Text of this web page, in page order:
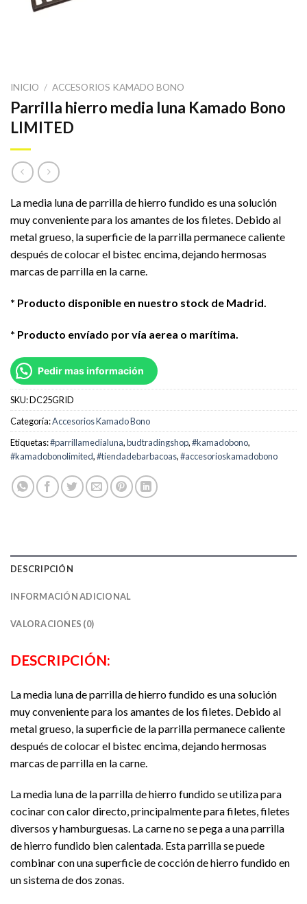
INICIO / ACCESORIOS KAMADO BONO
Parrilla hierro media luna Kamado Bono
LIMITED
La media luna de parrilla de hierro fundido es una solución
muy conveniente para los amantes de los filetes. Debido al
metal grueso, la superficie de la parrilla permanece caliente
después de colocar el bistec encima, dejando hermosas
marcas de parrilla en la carne.
* Producto disponible en nuestro stock de Madrid.
* Producto envíado por vía aerea o marítima.
Pedir mas información
SKU:DC25GRID
Categoría:Accesorios Kamado Bono
Etiquetas:#parrillamedialuna,budtradingshop,#kamadobono,
#kamadobonolimited,#tiendadebarbacoas,#accesorioskamadobono
DESCRIPCIÓN
INFORMACIÓN ADICIONAL
VALORACIONES (0)
DESCRIPCIÓN:
La media luna de parrilla de hierro fundido es una solución
muy conveniente para los amantes de los filetes. Debido al
metal grueso, la superficie de la parrilla permanece caliente
después de colocar el bistec encima, dejando hermosas
marcas de parrilla en la carne.
La media luna de la parrilla de hierro fundido se utiliza para
cocinar con calor directo, principalmente para filetes, filetes
diversos y hamburguesas. La carne no se pega a una parrilla
de hierro fundido bien calentada. Esta parrilla se puede
combinar con una superficie de cocción de hierro fundido en
un sistema de dos zonas.